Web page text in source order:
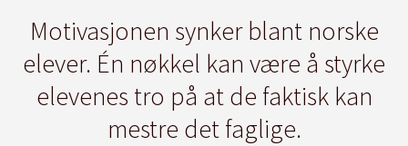
Motivasjonen synker blant norske
elever. Én nøkkel kan være å styrke
elevenes tro på at de faktisk kan
mestre det faglige.